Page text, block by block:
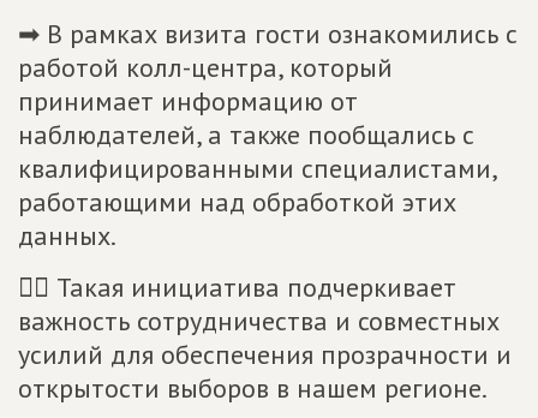
➡ В рамках визита гости ознакомились с
работой колл-центра, который
принимает информацию от
наблюдателей, а также пообщались с
квалифицированными специалистами,
работающими над обработкой этих
данных.
☝🏻 Такая инициатива подчеркивает
важность сотрудничества и совместных
усилий для обеспечения прозрачности и
открытости выборов в нашем регионе.